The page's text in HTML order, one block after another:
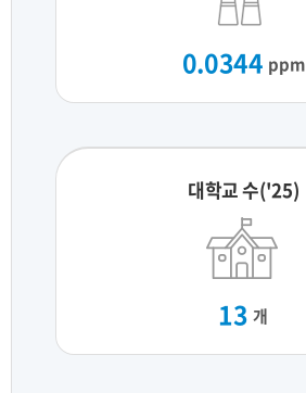
0.0344 ppm
대학교 수('25)
13 개